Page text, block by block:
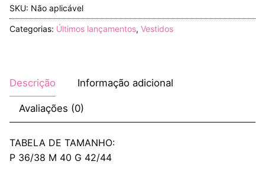
SKU: Não aplicável
Categorias: Últimos lançamentos, Vestidos
Descrição Informação adicional
Avaliações (0)
TABELA DE TAMANHO:
P 36/38 M 40 G 42/44